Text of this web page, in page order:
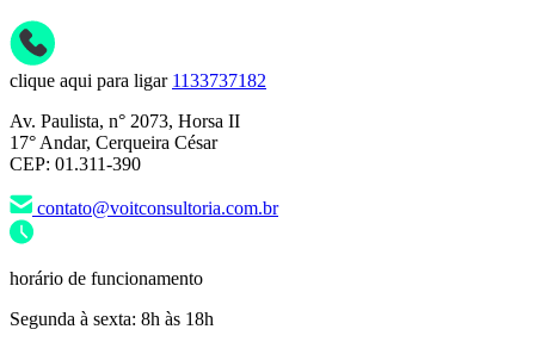
clique aqui para ligar 1133737182
Av. Paulista, n° 2073, Horsa II
17° Andar, Cerqueira César
CEP: 01.311-390
contato@voitconsultoria.com.br
horário de funcionamento
Segunda à sexta: 8h às 18h